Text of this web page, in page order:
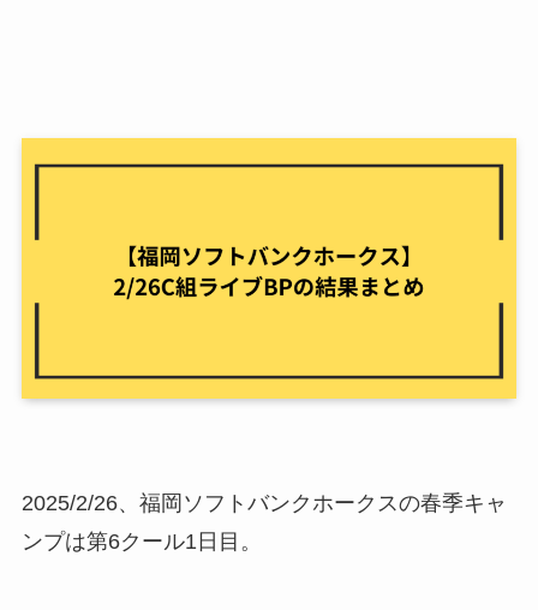
2025/2/26、福岡ソフトバンクホークスの春季キャ
ンプは第6クール1日目。